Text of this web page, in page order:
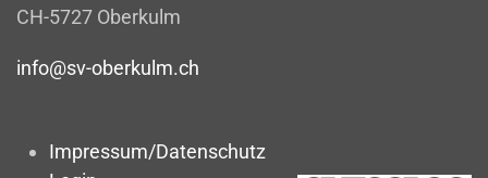
CH-5727 Oberkulm
info@sv-oberkulm.ch
Impressum/Datenschutz